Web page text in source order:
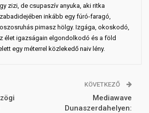
zizi, de csupaszív anyuka, aki ritka
inkább egy fúró-faragó,
pimasz hölgy. Izgága, okoskodó,
élet igazságain elgondolkodó és a föld
egy méterrel közlekedő naiv lény.
KÖVETKEZŐ
Mediawave
Dunaszerdahelyen: